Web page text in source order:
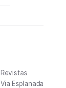
Esplanada